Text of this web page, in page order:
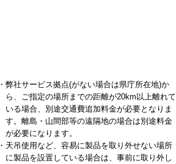
・弊社サービス拠点(がない場合は県庁所在地)か
ら、ご指定の場所までの距離が20km以上離れて
いる場合、別途交通費追加料金が必要となりま
す。離島・山間部等の遠隔地の場合は別途料金
が必要になります。
・天吊使用など、容易に製品を取り外せない場所
に製品を設置している場合は、事前に取り外し